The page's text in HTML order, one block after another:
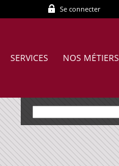
Se connecter
SERVICES NOS MÉTIERS